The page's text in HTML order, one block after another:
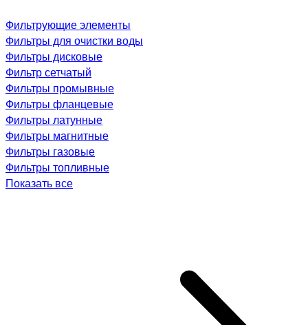
Фильтрующие элементы
Фильтры для очистки воды
Фильтры дисковые
Фильтр сетчатый
Фильтры промывные
Фильтры фланцевые
Фильтры латунные
Фильтры магнитные
Фильтры газовые
Фильтры топливные
Показать все